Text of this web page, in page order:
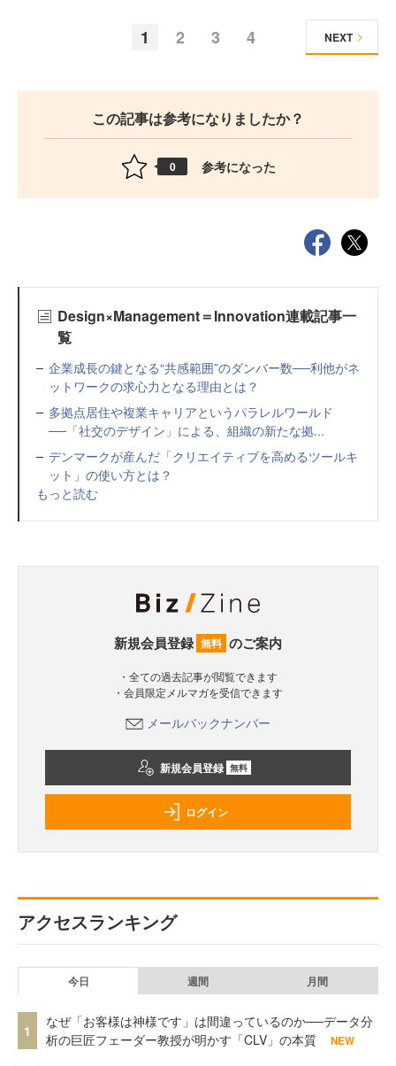
1 2 3 4 NEXT
この記事は参考になりましたか？
0 参考になった
Design×Management＝Innovation連載記事一
覧
企業成長の鍵となる“共感範囲”のダンバー数──利他がネ
ットワークの求心力となる理由とは？
多拠点居住や複業キャリアというパラレルワールド
──「社交のデザイン」による、組織の新たな拠...
デンマークが産んだ「クリエイティブを高めるツールキ
ット」の使い方とは？
もっと読む
新規会員登録 無料 のご案内
・全ての過去記事が閲覧できます
・会員限定メルマガを受信できます
メールバックナンバー
新規会員登録 無料
ログイン
アクセスランキング
今日 週間 月間
1
なぜ「お客様は神様です」は間違っているのか──データ分
析の巨匠フェーダー教授が明かす「CLV」の本質
NEW